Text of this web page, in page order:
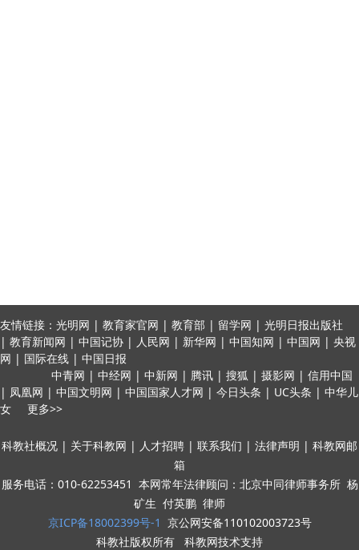
友情链接：光明网 | 教育家官网 | 教育部 | 留学网 | 光明日报出版社
| 教育新闻网 | 中国记协 | 人民网 | 新华网 | 中国知网 | 中国网 | 央视
网 | 国际在线 | 中国日报
中青网 | 中经网 | 中新网 | 腾讯 | 搜狐 | 摄影网 | 信用中国
| 凤凰网 | 中国文明网 | 中国国家人才网 | 今日头条 | UC头条 | 中华儿
女 更多>>
科教社概况 | 关于科教网 | 人才招聘 | 联系我们 | 法律声明 | 科教网邮
箱
服务电话：010-62253451 本网常年法律顾问：北京中同律师事务所 杨
矿生 付英鹏 律师
京ICP备18002399号-1 京公网安备110102003723号
科教社版权所有 科教网技术支持